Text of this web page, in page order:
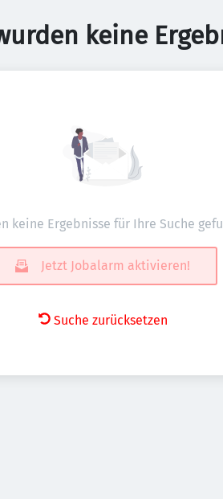
keine
keine Ergebnisse für Ihre Suche
Jetzt Jobalarm aktivieren!
Suche zurücksetzen